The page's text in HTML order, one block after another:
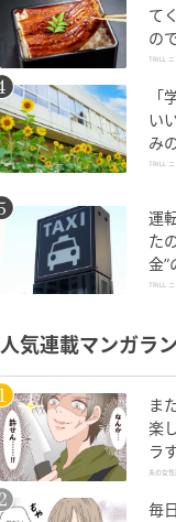
て
の
る
TRILL
「
い
み
「
TRILL
運
た
金”
転
TRILL
人気連載マンガラ
ま
楽
ラ
る
夫の女性
毎